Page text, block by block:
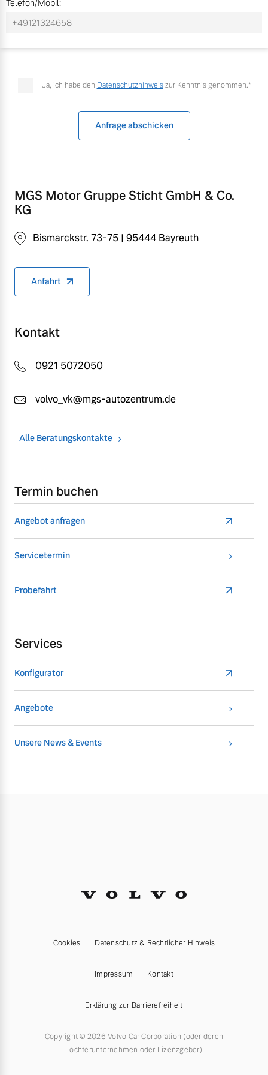
Telefon/Mobil:
Ja, ich habe den Datenschutzhinweiszur Kenntnis genommen.*
Anfrage abschicken
MGS Motor Gruppe Sticht GmbH & Co.
KG
Bismarckstr. 73-75 | 95444 Bayreuth
Anfahrt
Kontakt
0921 5072050
volvo_vk@mgs-autozentrum.de
Alle Beratungskontakte
Termin buchen
Angebot anfragen
Servicetermin
Probefahrt
Services
Konfigurator
Angebote
Unsere News & Events
Cookies Datenschutz & Rechtlicher Hinweis
Impressum Kontakt
Erklärung zur Barrierefreiheit
Copyright © 2026 Volvo Car Corporation (oder deren
Tochterunternehmen oder Lizenzgeber)